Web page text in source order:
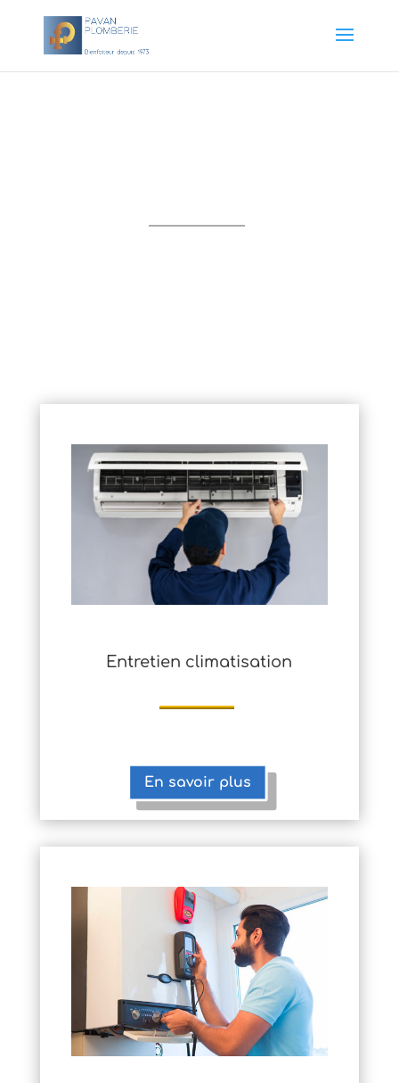
Entretien climatisation
En savoir plus